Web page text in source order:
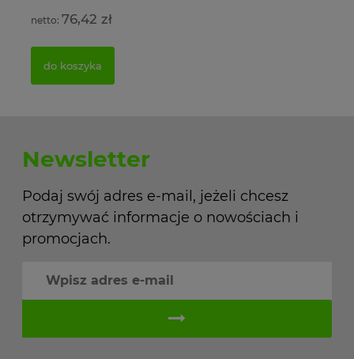
76,42 zł
do koszyka
Newsletter
Podaj swój adres e-mail, jeżeli chcesz
otrzymywać informacje o nowościach i
promocjach.